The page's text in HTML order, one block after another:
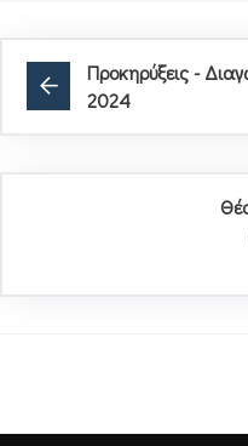
Προκηρύξεις -
2024